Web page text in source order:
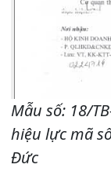
Mẫu số: 18/
hiệu lực mã
Đức